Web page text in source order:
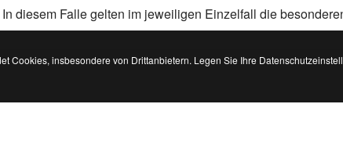
diesem Falle gelten im jeweiligen Einzelfall die
Cookies, insbesondere von Drittanbietern. Legen Sie Ihre